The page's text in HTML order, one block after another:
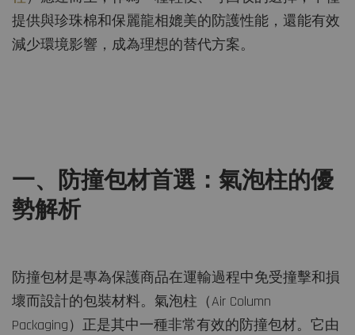
提供與珍珠棉和保麗龍相媲美的防護性能，還能有效
減少環境影響，成為理想的替代方案。
一、防撞包材首選：氣泡柱的優
勢解析
防撞包材是專為保護商品在運輸過程中免受撞擊和損
壞而設計的包裝材料。氣泡柱（Air Column
Packaging）正是其中一種非常有效的防撞包材。它由